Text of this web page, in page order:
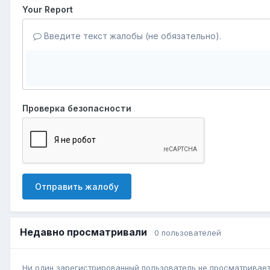
Your Report
Введите текст жалобы (не обязательно).
Проверка безопасности
Отправить жалобу
Недавно просматривали 0 пользователей
Ни один зарегистрированный пользователь не